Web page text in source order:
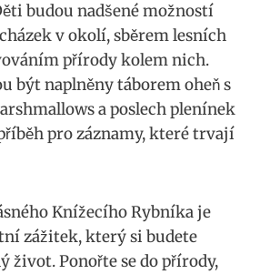
budou nadšené možností
v okolí, sběrem lesních
přírody kolem nich.
být naplněny táborem oheň s
a poslech plenínek
pro záznamy, které trvají
Knížecího Rybníka je
zážitek, který si budete
život. Ponořte se do přírody,